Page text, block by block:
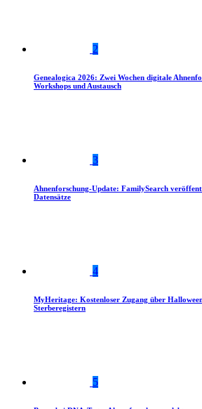
2
Genealogica 2026: Zwei Wochen digitale
Workshops und Austausch
3
Ahnenforschung-Update: FamilySearch
Datensätze
4
MyHeritage: Kostenloser Zugang über
Sterberegistern
5